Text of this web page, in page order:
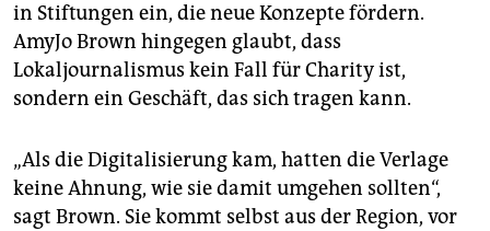
in Stiftungen ein, die neue Konzepte fördern.
AmyJo Brown hingegen glaubt, dass
Lokaljournalismus kein Fall für Charity ist,
sondern ein Geschäft, das sich tragen kann.
„Als die Digitalisierung kam, hatten die Verlage
keine Ahnung, wie sie damit umgehen sollten“,
sagt Brown. Sie kommt selbst aus der Region, vor